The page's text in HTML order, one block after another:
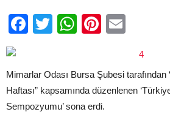
ZENGİNLİK
MİMARİFacebook
TwitterWhatsApp
Pinterest
Mimarlar Odası Bursa Şubesi tarafından
Haftası” kapsamında düzenlenen
Sempozyumu’ sona erdi.